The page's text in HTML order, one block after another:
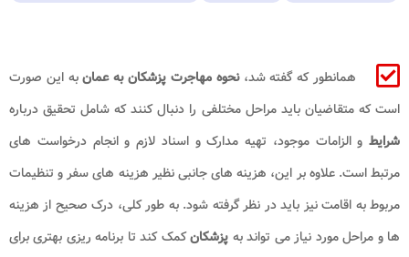
همانطور که گفته شد،نحوه مهاجرت پزشکان به عمانبه این صورت
است که متقاضیان باید مراحل مختلفی را دنبال کنند که شامل تحقیق درباره
شرایط و الزامات موجود، تهیه مدارک و اسناد لازم و انجام درخواست های
مرتبط است. علاوه بر این، هزینه های جانبی نظیر هزینه های سفر و تنظیمات
مربوط به اقامت نیز باید در نظر گرفته شود. به طور کلی، درک صحیح از هزینه
ها و مراحل مورد نیاز می تواند به پزشکانکمک کند تا برنامه ریزی بهتری برای